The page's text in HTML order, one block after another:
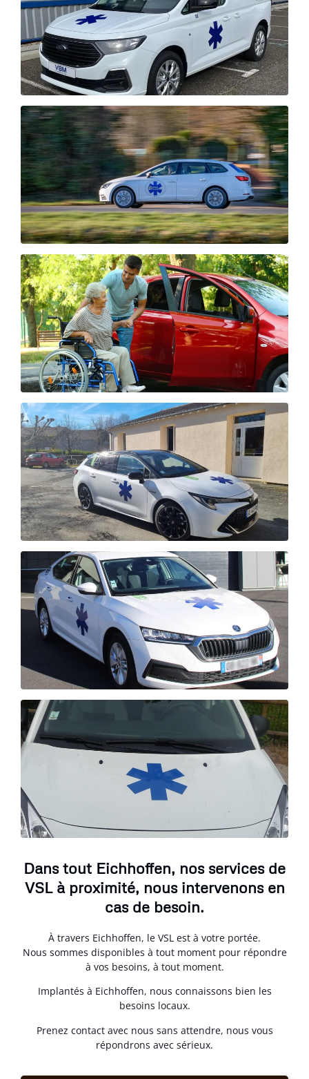
Dans tout Eichhoffen, nos services de
VSL à proximité, nous intervenons en
cas de besoin.
À travers Eichhoffen, le VSL est à votre portée.
Nous sommes disponibles à tout moment pour répondre
à vos besoins, à tout moment.
Implantés à Eichhoffen, nous connaissons bien les
besoins locaux.
Prenez contact avec nous sans attendre, nous vous
répondrons avec sérieux.